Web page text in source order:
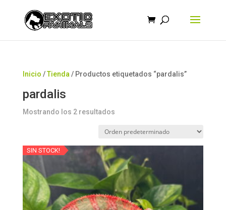
Inicio /Tienda / Productos etiquetados “pardalis”
pardalis
Mostrando los 2 resultados
SIN STOCK!